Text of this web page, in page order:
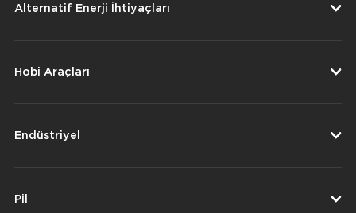
Alternatif Enerji İhtiyaçları
Hobi Araçları
Endüstriyel
Pil